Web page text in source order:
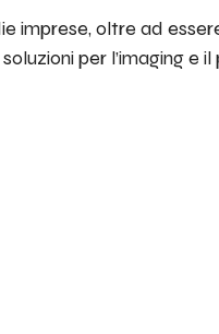
imprese, oltre ad
per l’imaging e il